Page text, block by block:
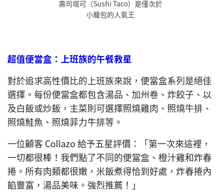
壽司塔可（Sushi Taco）是僅次於
小籠包的人氣王
超值便當盒：上班族的午餐救星
對於追求高性價比的上班族來說，便當盒系列是絕佳
選擇。每份便當盒都包含湯品、加州卷、炸餃子、以
及白飯或炒飯，主菜則可選擇照燒雞肉、照燒牛排、
照燒鮭魚、照燒菲力牛排等。
一位顧客 Collazo 給予五星評價：「第一次來這裡，
一切都很棒！我們點了不同的便當盒、橙汁雞和炸春
捲。所有肉類都很嫩，米飯煮得恰到好處，炸春捲內
餡豐富，湯品美味。強烈推薦！」